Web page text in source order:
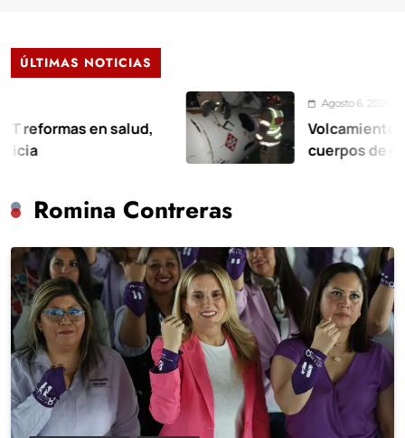
ÚLTIMAS NOTICIAS
en salud,
Agosto 6, 2026
Volcamiento de pipa de
cuerpos de emergencia
Romina Contreras